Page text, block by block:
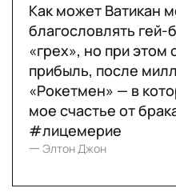
Как может Ватикан
благословлять гей-
«грех», но при этом
прибыль, после
«Рокетмен» — в
мое счастье от
#лицемерие
一 Элтон Джон